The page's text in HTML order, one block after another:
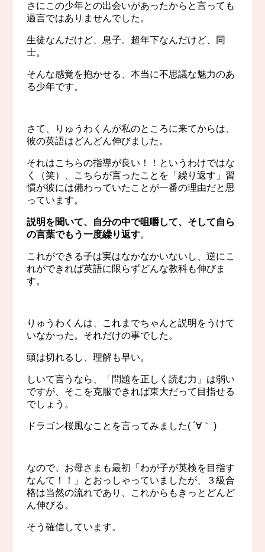
さにこの少年との出会いがあったからと言っても
過言ではありませんでした。
生徒なんだけど、息子。超年下なんだけど、同
士。
そんな感覚を抱かせる、本当に不思議な魅力のあ
る少年です。
さて、りゅうわくんが私のところに来てからは、
彼の英語はどんどん伸びました。
それはこちらの指導が良い！！というわけではな
く（笑）、こちらが言ったことを「繰り返す」習
慣が彼には備わっていたことが一番の理由だと思
っています。
説明を聞いて、自分の中で咀嚼して、そして自ら
の言葉でもう一度繰り返す。
これができる子は実はなかなかいないし、逆にこ
れができれば英語に限らずどんな教科も伸びま
す。
りゅうわくんは、これまでちゃんと説明をうけて
いなかった。それだけの事でした。
頭は切れるし、理解も早い。
しいて言うなら、「問題を正しく読む力」は弱い
ですが、そこを克服できれば東大だって目指せる
でしょう。
ドラゴン桜風なことを言ってみました( ´∀｀ )
なので、お母さまも最初「わが子が英検を目指す
なんて！！」とおっしゃっていましたが、３級合
格は当然の流れであり、これからもきっとどんど
ん伸びる。
そう確信しています。